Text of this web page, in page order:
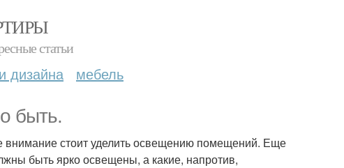
статьи
дизайна мебель
быть.
внимание стоит уделить освещению помещений. Еще
быть ярко освещены, а какие, напротив,